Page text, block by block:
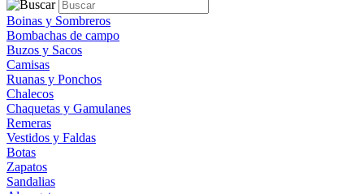
Boinas y Sombreros
Bombachas de campo
Buzos y Sacos
Camisas
Ruanas y Ponchos
Chalecos
Chaquetas y Gamulanes
Remeras
Vestidos y Faldas
Botas
Zapatos
Sandalias